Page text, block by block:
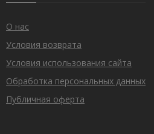
О нас
Условия возврата
Условия использования сайта
Обработка персональных данных
Публичная оферта